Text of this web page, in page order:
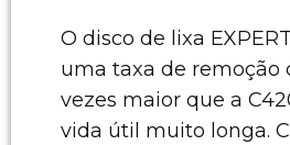
O disco de lixa
uma taxa de remoção
vezes maior que a
vida útil muito longa.